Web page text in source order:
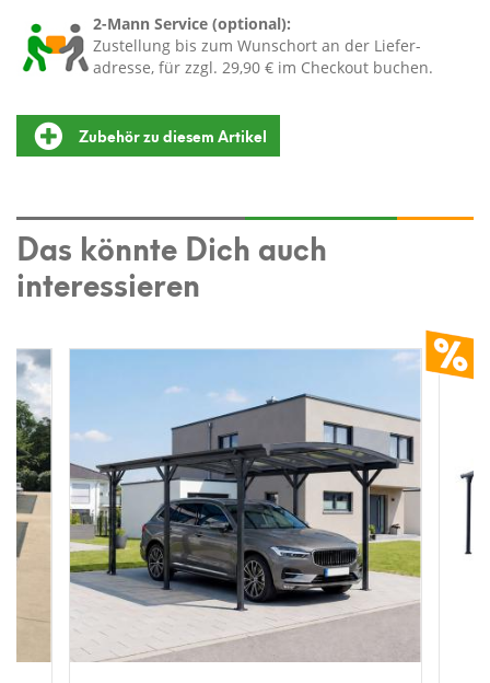
2-Mann Service (optional):
Zustellung bis zum Wunschort an der Liefer-
adresse, für zzgl. 29,90 € im Checkout buchen.
Zubehör zu diesem Artikel
Das könnte Dich auch
interessieren